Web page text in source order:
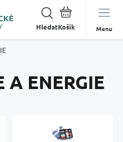
Hledat Menu
A ENERGIE